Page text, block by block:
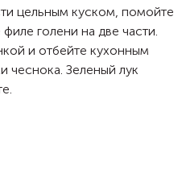
цельным куском, помойте
голени на две части.
и отбейте кухонным
чеснока. Зеленый лук